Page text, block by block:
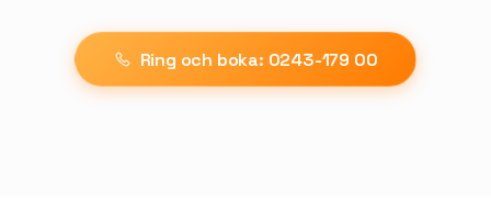
Ring och boka: 0243-179 00